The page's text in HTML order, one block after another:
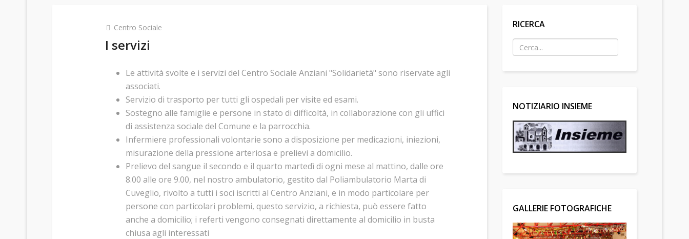
Centro Sociale
I servizi
Le attività svolte e i servizi del Centro Sociale Anziani "Solidarietà" sono riservate agli
associati.
Servizio di trasporto per tutti gli ospedali per visite ed esami.
Sostegno alle famiglie e persone in stato di difficoltà, in collaborazione con gli uffici
di assistenza sociale del Comune e la parrocchia.
Infermiere professionali volontarie sono a disposizione per medicazioni, iniezioni,
misurazione della pressione arteriosa e prelievi a domicilio.
Prelievo del sangue il secondo e il quarto martedì di ogni mese al mattino, dalle ore
8.00 alle ore 9.00, nel nostro ambulatorio, gestito dal Poliambulatorio Marta di
Cuveglio, rivolto a tutti i soci iscritti al Centro Anziani, e in modo particolare per
persone con particolari problemi, questo servizio, a richiesta, può essere fatto
anche a domicilio; i referti vengono consegnati direttamente al domicilio in busta
chiusa agli interessati
RICERCA
NOTIZIARIO INSIEME
GALLERIE FOTOGRAFICHE